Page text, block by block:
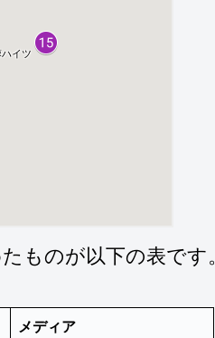
ものが以下の表です。
メディア